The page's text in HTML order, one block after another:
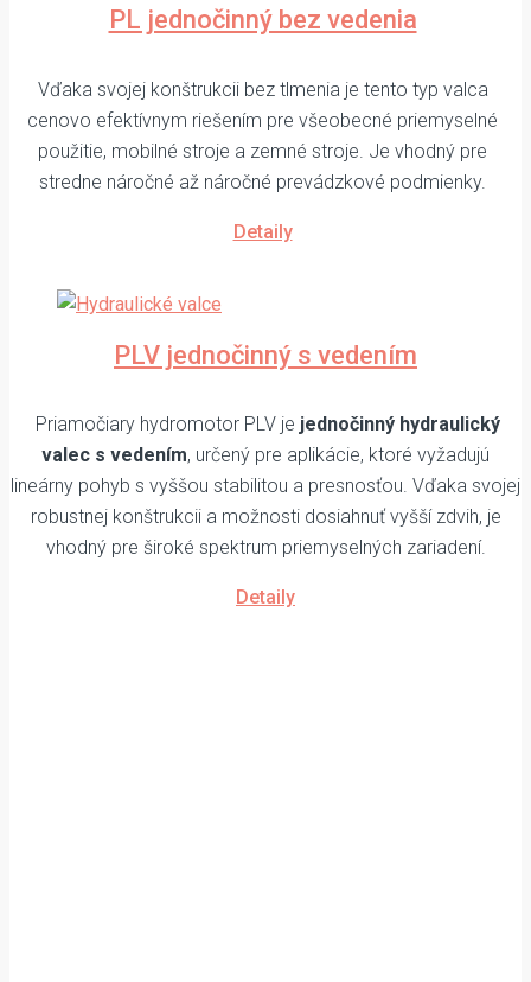
PL jednočinný bez vedenia
Vďaka svojej konštrukcii bez tlmenia je tento typ valca
cenovo efektívnym riešením pre všeobecné priemyselné
použitie, mobilné stroje a zemné stroje. Je vhodný pre
stredne náročné až náročné prevádzkové podmienky.
Detaily
PLV jednočinný s vedením
Priamočiary hydromotor PLV je jednočinný hydraulický
valec s vedením, určený pre aplikácie, ktoré vyžadujú
lineárny pohyb s vyššou stabilitou a presnosťou. Vďaka svojej
robustnej konštrukcii a možnosti dosiahnuť vyšší zdvih, je
vhodný pre široké spektrum priemyselných zariadení.
Detaily